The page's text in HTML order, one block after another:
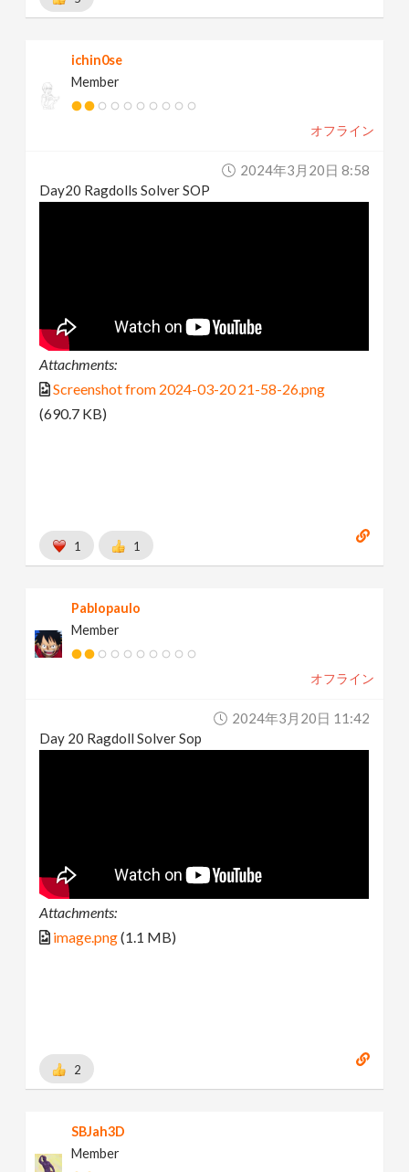
ichin0se
Member
オフライン
2024年3月20日 8:58
Day20 Ragdolls Solver SOP
Attachments:
Screenshot from 2024-03-20 21-58-26.png
(690.7 KB)
1 1
Pablopaulo
Member
オフライン
2024年3月20日 11:42
Day 20 Ragdoll Solver Sop
Attachments:
image.png(1.1 MB)
2
SBJah3D
Member